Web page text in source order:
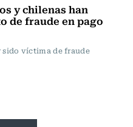
y chilenas han
de fraude en pago
sido víctima de fraude